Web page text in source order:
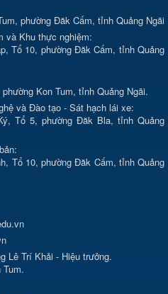
phường Đăk Cấm, tỉnh Quảng Ngãi
và Khu thực nghiệm:
Tổ 10, phường Đăk Cấm, tỉnh Quảng
Kon Tum, tỉnh Quảng Ngãi.
và Đào tạo - Sát hạch lái xe:
Tổ 5, phường Đăk Bla, tỉnh Quảng
Tổ 10, phường Đăk Cấm, tỉnh Quảng
Lê Trí Khải - Hiệu trưởng.
Tum.